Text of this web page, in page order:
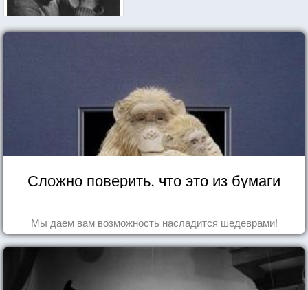
Сложно поверить, что это из бумаги
Мы даем вам возможность насладится шедеврами!